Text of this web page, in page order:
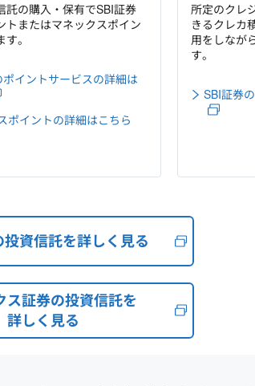
託の購入・保有でSBI証券
トまたはマネックスポイン
。
イントサービスの詳細は
ポイントの詳細はこちら
所定のクレ
きるクレカ
用をしなが
す。
SBI証券
資信託を詳しく見る
ス証券の投資信託を
詳しく見る